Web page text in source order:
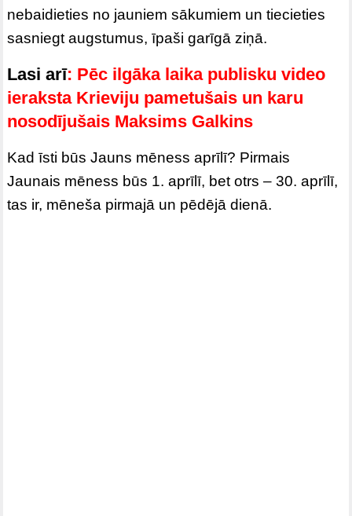
nebaidieties no jauniem sākumiem un tiecieties
sasniegt augstumus, īpaši garīgā ziņā.
Lasi arī: Pēc ilgāka laika publisku video
ieraksta Krieviju pametušais un karu
nosodījušais Maksims Galkins
Kad īsti būs Jauns mēness aprīlī? Pirmais
Jaunais mēness būs 1. aprīlī, bet otrs – 30. aprīlī,
tas ir, mēneša pirmajā un pēdējā dienā.